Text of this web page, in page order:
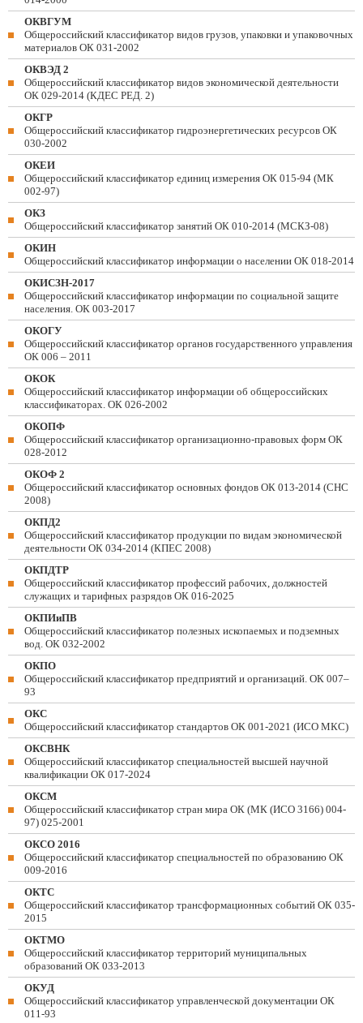
ОКВГУМ
Общероссийский классификатор видов грузов, упаковки и упаковочных
материалов ОК 031-2002
ОКВЭД 2
Общероссийский классификатор видов экономической деятельности
ОК 029-2014 (КДЕС РЕД. 2)
ОКГР
Общероссийский классификатор гидроэнергетических ресурсов ОК
030-2002
ОКЕИ
Общероссийский классификатор единиц измерения ОК 015-94 (МК
002-97)
ОКЗ
Общероссийский классификатор занятий ОК 010-2014 (МСКЗ-08)
ОКИН
Общероссийский классификатор информации о населении ОК 018-2014
ОКИСЗН-2017
Общероссийский классификатор информации по социальной защите
населения. ОК 003-2017
ОКОГУ
Общероссийский классификатор органов государственного управления
ОК 006 – 2011
ОКОК
Общероссийский классификатор информации об общероссийских
классификаторах. ОК 026-2002
ОКОПФ
Общероссийский классификатор организационно-правовых форм ОК
028-2012
ОКОФ 2
Общероссийский классификатор основных фондов ОК 013-2014 (СНС
2008)
ОКПД2
Общероссийский классификатор продукции по видам экономической
деятельности ОК 034-2014 (КПЕС 2008)
ОКПДТР
Общероссийский классификатор профессий рабочих, должностей
служащих и тарифных разрядов ОК 016-2025
ОКПИиПВ
Общероссийский классификатор полезных ископаемых и подземных
вод. ОК 032-2002
ОКПО
Общероссийский классификатор предприятий и организаций. ОК 007–
93
ОКС
Общероссийский классификатор стандартов ОК 001-2021 (ИСО МКС)
ОКСВНК
Общероссийский классификатор специальностей высшей научной
квалификации ОК 017-2024
ОКСМ
Общероссийский классификатор стран мира ОК (МК (ИСО 3166) 004-
97) 025-2001
ОКСО 2016
Общероссийский классификатор специальностей по образованию ОК
009-2016
ОКТС
Общероссийский классификатор трансформационных событий ОК 035-
2015
ОКТМО
Общероссийский классификатор территорий муниципальных
образований ОК 033-2013
ОКУД
Общероссийский классификатор управленческой документации ОК
011-93